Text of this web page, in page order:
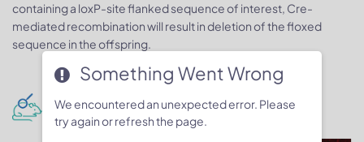
containing a loxP-site flanked sequence of interest, Cre-
mediated recombination will result in deletion of the floxed
sequence in the offspring.
Phenotype analysis
Something Went Wrong
We encountered an unexpected error. Please
try again or refresh the page.